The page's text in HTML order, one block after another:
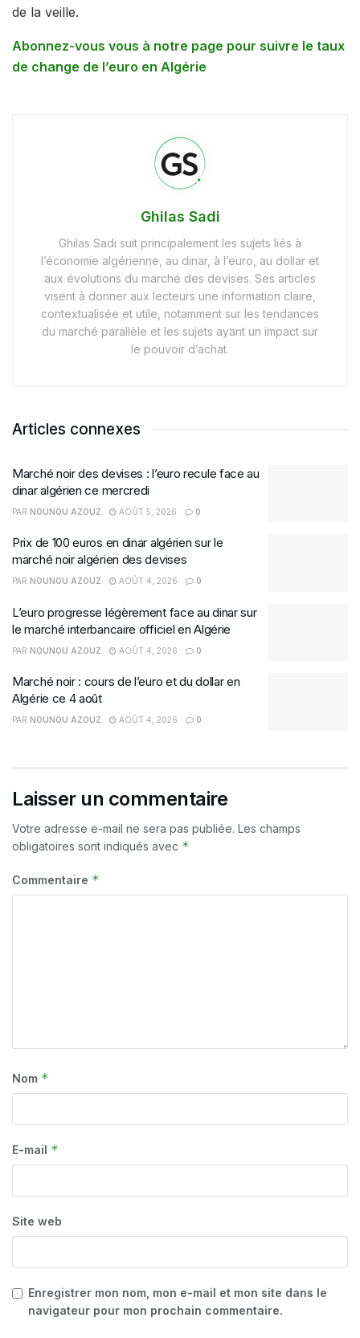
de la veille.
Abonnez-vous vous à notre page pour suivre le taux
de change de l’euro en Algérie
Ghilas Sadi
Ghilas Sadi suit principalement les sujets liés à
l’économie algérienne, au dinar, à l’euro, au dollar et
aux évolutions du marché des devises. Ses articles
visent à donner aux lecteurs une information claire,
contextualisée et utile, notamment sur les tendances
du marché parallèle et les sujets ayant un impact sur
le pouvoir d’achat.
Articles connexes
Marché noir des devises : l’euro recule face au
dinar algérien ce mercredi
PAR NOUNOU AZOUZ AOÛT 5, 2026 0
Prix de 100 euros en dinar algérien sur le
marché noir algérien des devises
PAR NOUNOU AZOUZ AOÛT 4, 2026 0
L’euro progresse légèrement face au dinar sur
le marché interbancaire officiel en Algérie
PAR NOUNOU AZOUZ AOÛT 4, 2026 0
Marché noir : cours de l’euro et du dollar en
Algérie ce 4 août
PAR NOUNOU AZOUZ AOÛT 4, 2026 0
Laisser un commentaire
Votre adresse e-mail ne sera pas publiée. Les champs
obligatoires sont indiqués avec *
Commentaire *
Nom *
E-mail *
Site web
Enregistrer mon nom, mon e-mail et mon site dans le
navigateur pour mon prochain commentaire.